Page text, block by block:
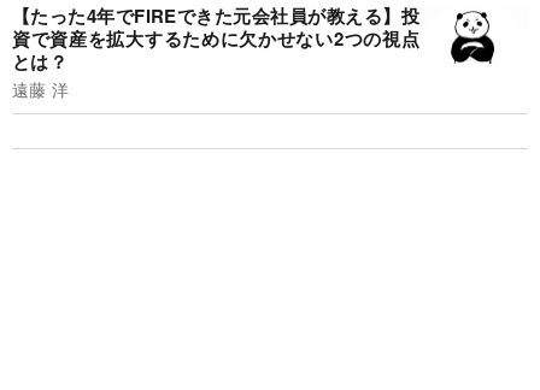
【たった4年でFIREできた元会社員が教える】投
資で資産を拡大するために欠かせない2つの視点
とは？
遠藤 洋